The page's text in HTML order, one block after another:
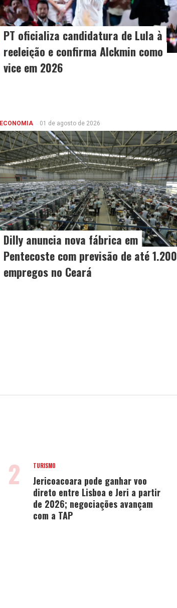
PT oficializa candidatura de Lula à
reeleição e confirma Alckmin como
vice em 2026
ECONOMIA 01 de agosto de 2026
Dilly anuncia nova fábrica em
Pentecoste com previsão de até 1.200
empregos no Ceará
2 TURISMO
Jericoacoara pode ganhar voo
direto entre Lisboa e Jeri a partir
de 2026; negociações avançam
com a TAP